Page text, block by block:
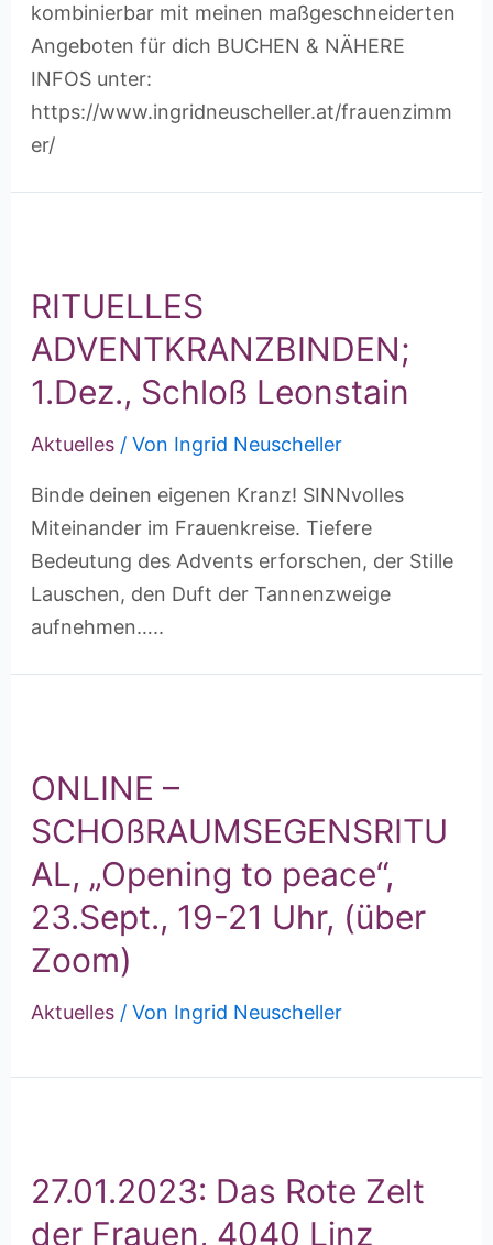
kombinierbar mit meinen maßgeschneiderten
Angeboten für dich BUCHEN & NÄHERE
INFOS unter:
https://www.ingridneuscheller.at/frauenzimm
er/
RITUELLES
ADVENTKRANZBINDEN;
1.Dez., Schloß Leonstain
Aktuelles/ Von Ingrid Neuscheller
Binde deinen eigenen Kranz! SINNvolles
Miteinander im Frauenkreise. Tiefere
Bedeutung des Advents erforschen, der Stille
Lauschen, den Duft der Tannenzweige
aufnehmen…..
ONLINE –
SCHOßRAUMSEGENSRITU
AL, „Opening to peace“,
23.Sept., 19-21 Uhr, (über
Zoom)
Aktuelles/ Von Ingrid Neuscheller
27.01.2023: Das Rote Zelt
der Frauen, 4040 Linz